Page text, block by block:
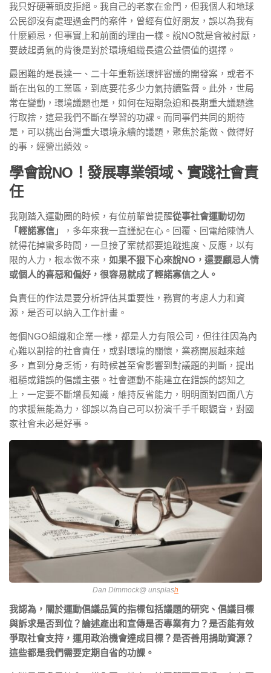
我只好硬著頭⽪拒絕。我⾃⼰的老家在⾦⾨，但我個⼈和地球
公⺠卻沒有處理過⾦⾨的案件，曾經有位好朋友，誤以為我有
什麼顧忌，但事實上和前⾯的理由⼀樣。說NO就是會被討厭，
要⿎起勇氣的背後是對於環境組織長遠公益價值的選擇。
最困難的是長達一、二十年重新送環評審議的開發案，或者不
斷在出包的⼯業區，到底要花多少⼒氣持續監督。此外，世局
常在變動，環境議題也是，如何在短期急迫和長期重⼤議題進
⾏取捨，這是我們不斷在學習的功課。⽽同事們共同的期待
是，可以挑出台灣重⼤環境永續的議題，聚焦於能做、做得好
的事，經營出績效。
學會說NO！發展專業領域、實踐社會責
任
我剛踏入運動圈的時候，有位前輩曾提醒從事社會運動切勿
「輕諾寡信」
，多年來我⼀直謹記在⼼。回覆、回電給陳情⼈
就得花掉蠻多時間，⼀旦接了案就都要追蹤進度、反應，以有
限的⼈⼒，根本做不來， 如果不狠下⼼來說NO，還要顧忌⼈情
或個⼈的喜惡和偏好，很容易就成了輕諾寡信之⼈。
負責任的作法是要分析評估其重要性，務實的考慮⼈⼒和資
源，是否可以納入⼯作計畫。
每個NGO組織和企業⼀樣，都是⼈⼒有限公司，但往往因為內
⼼難以割捨的社會責任，或對環境的關懷，業務開展越來越
多，直到分⾝乏術，有時候甚至會影響到對議題的判斷，提出
粗糙或錯誤的倡議主張。社會運動不能建立在錯誤的認知之
上，⼀定要不斷增長知識，維持反省能⼒，明明⾯對四⾯八⽅
的求援無能為⼒，卻誤以為⾃⼰可以扮演千手千眼觀⾳，對國
家社會未必是好事。
Dan Dimmock@ unsplash
我認為，關於運動倡議品質的指標包括議題的研究、倡議⽬標
與訴求是否到位？論述產出和宣傳是否專業有⼒？是否能有效
爭取社會⽀持，運⽤政治機會達成⽬標？是否善⽤捐助資源？
這些都是我們需要定期⾃省的功課。